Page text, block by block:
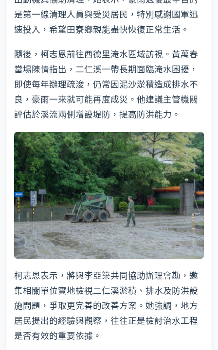
是第一線清理人員與受災居民，特別感謝國軍迅
速投入，希望田寮鄉親能盡快恢復正常生活。
隨後，柯志恩前往西德里淹水區域訪視。黃萬春
當場陳情指出，二仁溪一帶長期面臨淹水困擾，
即使每年辦理疏浚，仍常因泥沙淤積造成排水不
良，豪雨一來就可能再度成災。他建議主管機關
評估於溪流兩側增設堤防，提高防洪能力。
柯志恩表示，將與李亞築共同協助辦理會勘，邀
集相關單位實地檢視二仁溪淤積、排水及防洪設
施問題，爭取更完善的改善方案。她強調，地方
居民提出的經驗與觀察，往往正是檢討治水工程
是否有效的重要依據。